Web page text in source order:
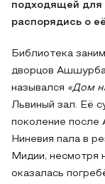
подходящей для
распорядись о
Библиотека
дворцов
назывался «Дом
Львиный зал. Её
поколение после
Ниневия пала в
Мидии, несмотря
оказалась